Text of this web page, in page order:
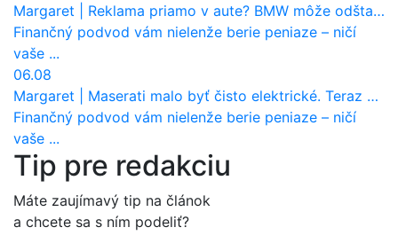
Margaret
Reklama priamo v aute? BMW môže odštartovať nový trend
Finančný podvod vám nielenže berie peniaze – ničí
vaše ...
06.08
Margaret
Maserati malo byť čisto elektrické. Teraz zisťuje, že potrebuje nový osemvalcový motor
Finančný podvod vám nielenže berie peniaze – ničí
vaše ...
Tip pre redakciu
Máte zaujímavý tip na článok
a chcete sa s ním podeliť?